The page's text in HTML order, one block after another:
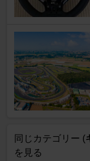
同じカテゴリー (
を見る